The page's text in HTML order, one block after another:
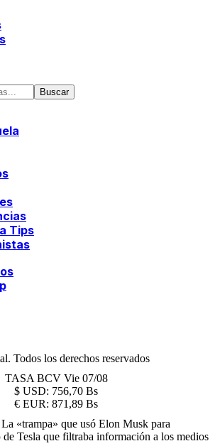
Tips
Todos los derechos reservados
TASA BCV Vie 07/08
$ USD: 756,70 Bs
€ EUR: 871,89 Bs
La «trampa» que usó Elon Musk para
Tesla que filtraba información a los medios